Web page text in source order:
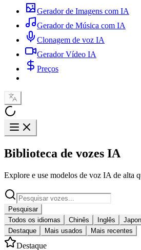
Gerador de Imagens com IA
Gerador de Música com IA
Clonagem de voz IA
Gerador Vídeo IA
Preços
Biblioteca de vozes IA
Explore e use modelos de voz IA de alta
Pesquisar
Todos os idiomas
Chinês Inglês
Destaque
Mais usados Mais recentes
Destaque